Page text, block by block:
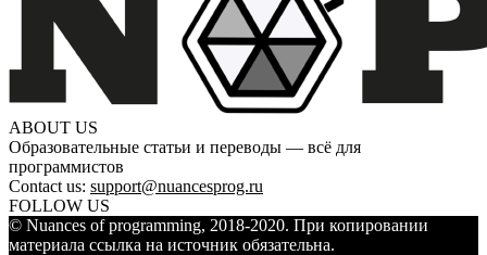
ABOUT US
Образовательные статьи и переводы — всё для
программистов
Contact us: support@nuancesprog.ru
FOLLOW US
© Nuances of programming, 2018-2020. При копировании
материала ссылка на источник обязательна.